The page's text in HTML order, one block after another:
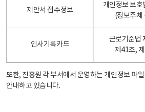
제안서 접수정보
개인정보 보호
(정보주체
인사기록카드
근로기준법
제41조,
또한, 진흥원 각 부서에서 운영하는 개인정보 파
안내하고 있습니다.